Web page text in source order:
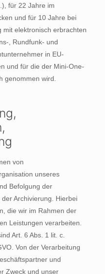
für 22 Jahre im
und für 10 Jahre bei
mit elektronisch erbrachten
, Rundfunk- und
in EU-
und für die der Mini-One-
genommen wird.
von
unseres
Befolgung der
Archivierung. Hierbei
die wir im Rahmen der
Leistungen verarbeiten.
Art. 6 Abs. 1 lit. c.
Von der Verarbeitung
und
Zweck und unser